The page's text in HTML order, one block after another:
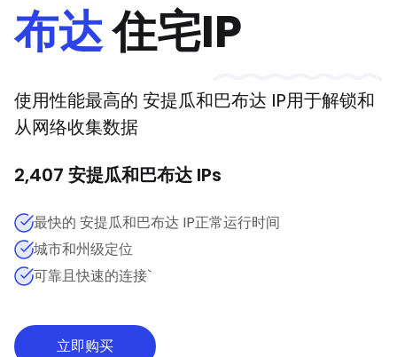
布达住宅IP
使用性能最高的 安提瓜和巴布达 IP用于解锁和
从网络收集数据
2,407 安提瓜和巴布达 IPs
最快的 安提瓜和巴布达 IP正常运行时间
城市和州级定位
可靠且快速的连接`
立即购买